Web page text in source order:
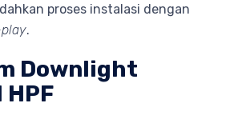
proses instalasi dengan
.
Downlight
HPF